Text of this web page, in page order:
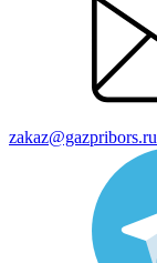
zakaz@gazpribors.ru